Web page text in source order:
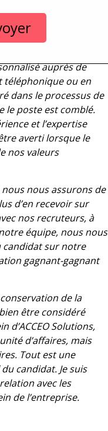
Pouvez-vous
auprès de
téléphonique ou en
dans le processus de
le poste est comblé.
et l’expertise
averti lorsque le
nos valeurs
nous assurons de
d’en recevoir sur
nos recruteurs, à
équipe, nous nous
candidat sur notre
gagnant-gagnant
de la
être considéré
d’ACCEO Solutions,
d’affaires, mais
Tout est une
candidat. Je suis
avec les
de l’entreprise.